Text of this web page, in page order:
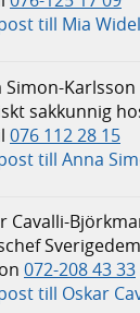
till Mia
Simon-Karlsson
sakkunnig
076 112 28 15
till Anna
Cavalli-
072-208 43 33
till Oskar